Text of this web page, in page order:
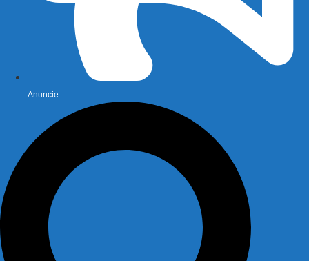
Anuncie